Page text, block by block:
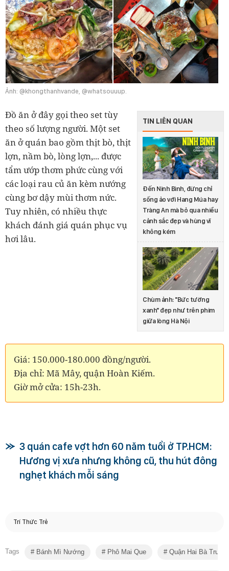
Ảnh: @khongthanhvande, @whatsouuup.
TIN LIÊN QUAN
Đến Ninh Bình, đừng chỉ
sống ảo với Hang Múa hay
Tràng An mà bỏ qua nhiều
cảnh sắc đẹp và hùng vĩ
không kém
Chùm ảnh: "Bức tường
xanh" đẹp như trên phim
giữa lòng Hà Nội
Đồ ăn ở đây gọi theo set tùy
theo số lượng người. Một set
ăn ở quán bao gồm thịt bò, thịt
lợn, nầm bò, lòng lợn,... được
tẩm ướp thơm phức cùng với
các loại rau củ ăn kèm nướng
cùng bơ dậy mùi thơm nức.
Tuy nhiên, có nhiều thực
khách đánh giá quán phục vụ
hơi lâu.
Giá: 150.000-180.000 đồng/người.
Địa chỉ: Mã Mây, quận Hoàn Kiếm.
Giờ mở cửa: 15h-23h.
3 quán cafe vợt hơn 60 năm tuổi ở TP.HCM:
Hương vị xưa nhưng không cũ, thu hút đông
nghẹt khách mỗi sáng
Trí Thức Trẻ
Tags Bánh Mì Nướng Phô Mai Que Quận Hai Bà Trưng